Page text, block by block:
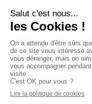
©2026